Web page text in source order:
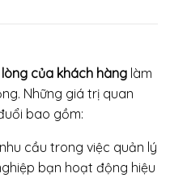
lòng của khách hàng làm
Những giá trị quan
bao gồm:
cầu trong việc quản lý
bạn hoạt động hiệu